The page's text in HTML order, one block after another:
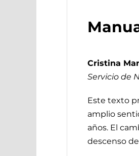
Cristina
Servicio de
Este texto
amplio
años. El
descenso